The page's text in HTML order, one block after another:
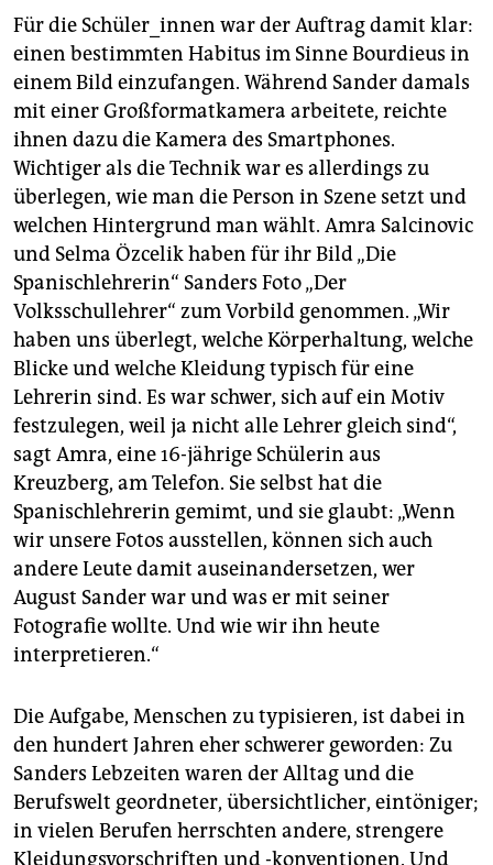
Für die Schüler_innen war der Auftrag damit klar:
einen bestimmten Habitus im Sinne Bourdieus in
einem Bild einzufangen. Während Sander damals
mit einer Großformatkamera arbeitete, reichte
ihnen dazu die Kamera des Smartphones.
Wichtiger als die Technik war es allerdings zu
überlegen, wie man die Person in Szene setzt und
welchen Hintergrund man wählt. Amra Salcinovic
und Selma Özcelik haben für ihr Bild „Die
Spanischlehrerin“ Sanders Foto „Der
Volksschullehrer“ zum Vorbild genommen. „Wir
haben uns überlegt, welche Körperhaltung, welche
Blicke und welche Kleidung typisch für eine
Lehrerin sind. Es war schwer, sich auf ein Motiv
festzulegen, weil ja nicht alle Lehrer gleich sind“,
sagt Amra, eine 16-jährige Schülerin aus
Kreuzberg, am Telefon. Sie selbst hat die
Spanischlehrerin gemimt, und sie glaubt: „Wenn
wir unsere Fotos ausstellen, können sich auch
andere Leute damit auseinandersetzen, wer
August Sander war und was er mit seiner
Fotografie wollte. Und wie wir ihn heute
interpretieren.“
Die Aufgabe, Menschen zu typisieren, ist dabei in
den hundert Jahren eher schwerer geworden: Zu
Sanders Lebzeiten waren der Alltag und die
Berufswelt geordneter, übersichtlicher, eintöniger;
in vielen Berufen herrschten andere, strengere
Kleidungsvorschriften und -konventionen. Und